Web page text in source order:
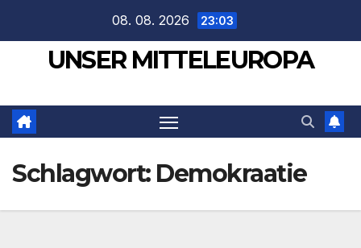
springen
08. 08. 2026 23:03
UNSER MITTELEUROPA
Schlagwort: Demokraatie